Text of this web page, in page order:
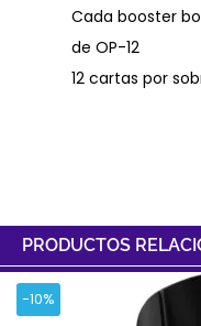
Cada booster
de OP-12
12 cartas por
PRODUCTOS
-10%